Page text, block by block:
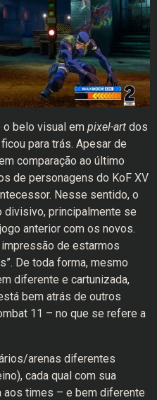
o belo visual em pixel-art dos
para trás. Apesar de
comparação ao último
de personagens do KoF XV
Nesse sentido, o
divisivo, principalmente se
anterior com os novos.
de estarmos
De toda forma, mesmo
diferente e cartunizada,
bem atrás de outros
11 – no que se refere a
arenas diferentes
cada qual com sua
times – e bem diferente